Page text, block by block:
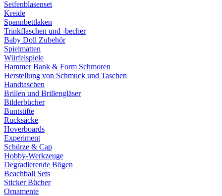
Seifenblasenset
Kreide
Spannbettlaken
Trinkflaschen und -becher
Baby Doll Zubehör
Spielmatten
Würfelspiele
Hammer Bank & Form Schmoren
Herstellung von Schmuck und Taschen
Handtaschen
Brillen und Brillengläser
Bilderbücher
Buntstifte
Rucksäcke
Hoverboards
Experiment
Schürze & Cap
Hobby-Werkzeuge
Degradierende Bögen
Beachball Sets
Sticker Bücher
Ornamente